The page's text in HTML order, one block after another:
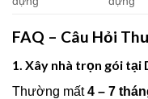
FAQ – Câu Hỏi
1. Xây nhà trọn gói tại
Thường mất4 – 7